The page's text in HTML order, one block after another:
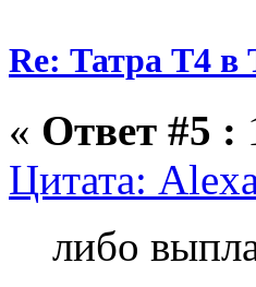
Re: Татра Т4 в
« Ответ #5 :
Цитата:
либо